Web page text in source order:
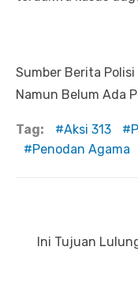
Sumber Berita Polisi
Namun Belum Ada
Tag: Aksi 313
Penodan Agama
pos
Previous
Ini Tujuan